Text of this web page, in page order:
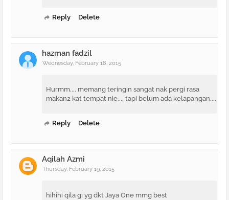
Reply Delete
hazman fadzil
Wednesday, February 18, 2015
Hurmm.... memang teringin sangat nak pergi rasa
makan2 kat tempat nie.... tapi belum ada kelapangan....
Reply Delete
Aqilah Azmi
Thursday, February 19, 2015
hihihi qila gi yg dkt Jaya One mmg best